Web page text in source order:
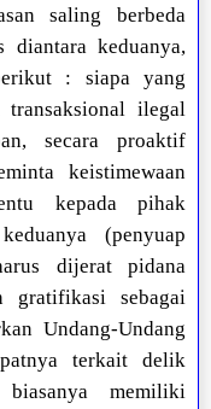
saling berbeda
diantara keduanya,
: siapa yang
ilegal
secara proaktif
keistimewaan
kepada pihak
(penyuap
dijerat pidana
gratifikasi sebagai
Undang-Undang
terkait delik
memiliki